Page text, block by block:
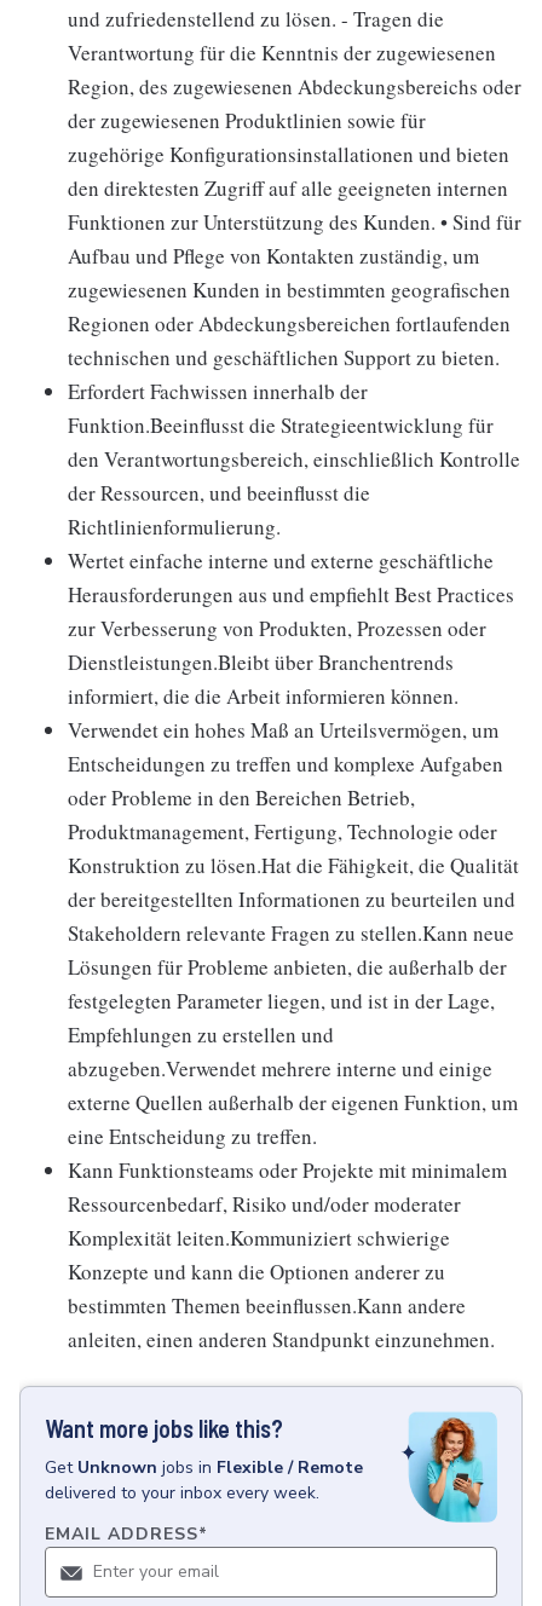
und zufriedenstellend zu lösen. - Tragen die
Verantwortung für die Kenntnis der zugewiesenen
Region, des zugewiesenen Abdeckungsbereichs oder
der zugewiesenen Produktlinien sowie für
zugehörige Konfigurationsinstallationen und bieten
den direktesten Zugriff auf alle geeigneten internen
Funktionen zur Unterstützung des Kunden. • Sind für
Aufbau und Pflege von Kontakten zuständig, um
zugewiesenen Kunden in bestimmten geografischen
Regionen oder Abdeckungsbereichen fortlaufenden
technischen und geschäftlichen Support zu bieten.
Erfordert Fachwissen innerhalb der
Funktion.Beeinflusst die Strategieentwicklung für
den Verantwortungsbereich, einschließlich Kontrolle
der Ressourcen, und beeinflusst die
Richtlinienformulierung.
Wertet einfache interne und externe geschäftliche
Herausforderungen aus und empfiehlt Best Practices
zur Verbesserung von Produkten, Prozessen oder
Dienstleistungen.Bleibt über Branchentrends
informiert, die die Arbeit informieren können.
Verwendet ein hohes Maß an Urteilsvermögen, um
Entscheidungen zu treffen und komplexe Aufgaben
oder Probleme in den Bereichen Betrieb,
Produktmanagement, Fertigung, Technologie oder
Konstruktion zu lösen.Hat die Fähigkeit, die Qualität
der bereitgestellten Informationen zu beurteilen und
Stakeholdern relevante Fragen zu stellen.Kann neue
Lösungen für Probleme anbieten, die außerhalb der
festgelegten Parameter liegen, und ist in der Lage,
Empfehlungen zu erstellen und
abzugeben.Verwendet mehrere interne und einige
externe Quellen außerhalb der eigenen Funktion, um
eine Entscheidung zu treffen.
Kann Funktionsteams oder Projekte mit minimalem
Ressourcenbedarf, Risiko und/oder moderater
Komplexität leiten.Kommuniziert schwierige
Konzepte und kann die Optionen anderer zu
bestimmten Themen beeinflussen.Kann andere
anleiten, einen anderen Standpunkt einzunehmen.
Want more jobs like this?
Get Unknown jobs in Flexible / Remote
delivered to your inbox every week.
EMAIL ADDRESS*